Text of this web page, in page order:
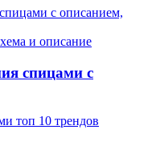
и описание
спицами с